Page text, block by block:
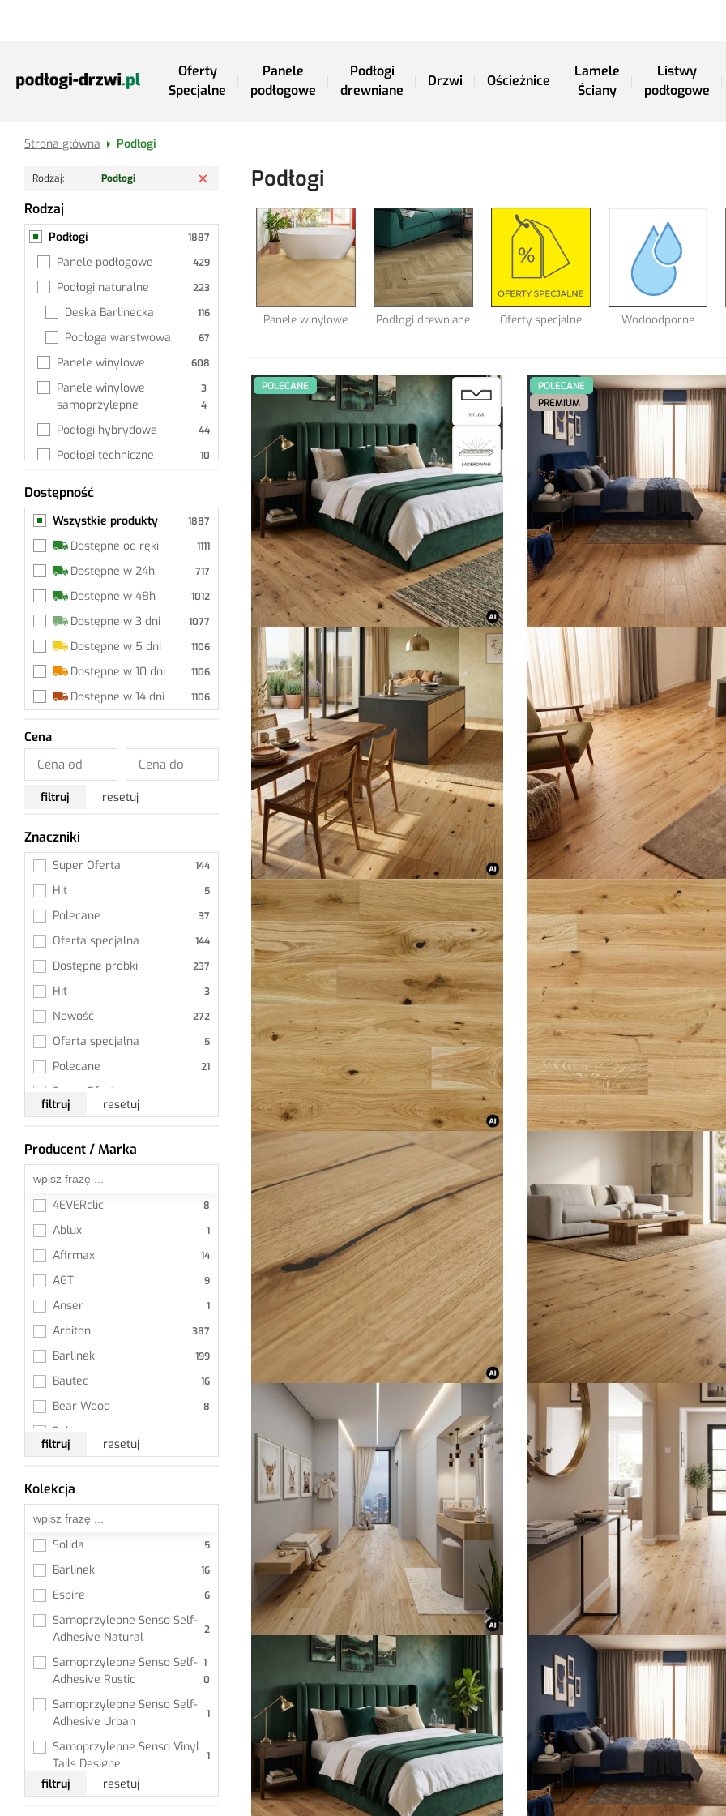
Oferty
Specjalne
Panele
podłogowe
Podłogi
drewniane
Drzwi Ościeżnice
Lamele
Ściany
Listwy
podłogowe
Strona główna Podłogi
Rodzaj Podłogi Usuń filtr
Rodzaj
Podłogi
Panele podłogowe
Podłogi naturalne
Deska Barlinecka
Podłoga warstwowa
Panele winylowe
Panele winylowe
samoprzylepne
Podłogi hybrydowe
Podłogi techniczne
Deski tarasowe
Deski balkonowe
Akcesoria deski
tarasowe
Wykładzina dywanowa
Akcesoria
Listwy przypodłogowe
Akcesoria do listew
Podkłady
Kleje
Grunty
Dostępność
Wszystkie produkty
Dostępne od ręki
Dostępne w 24h
Dostępne w 48h
Dostępne w 3 dni
Dostępne w 5 dni
Dostępne w 10 dni
Dostępne w 14 dni
Cena
filtruj resetuj
Znaczniki
Super Oferta
Hit
Polecane
Oferta specjalna
Dostępne próbki
Hit
Nowość
Oferta specjalna
Polecane
Super Oferta
2w1 Podłoga i Ściana
Do wyczerpania zapasów
PREMIUM
filtruj resetuj
Producent / Marka
4EVERclic
Ablux
Afirmax
AGT
Anser
Arbiton
Barlinek
Bautec
Bear Wood
Belvaro
Bergdeck
BerryAlloc
Boccho
Douro
Egger
Ewifoam
Fobaro
Gerflor
JOKA
Kahrs
filtruj resetuj
Kolekcja
Solida
Barlinek
Espire
Samoprzylepne Senso Self-
Adhesive Natural
Samoprzylepne Senso Self-
Adhesive Rustic
Samoprzylepne Senso Self-
Adhesive Urban
Samoprzylepne Senso Vinyl
Tails Designe
Samoprzylepne Senso Vinyl
filtruj resetuj
Podłogi
Panele winylowe Podłogi drewniane Oferty specjalne Wodoodporne
POLECANE
POLECANE
PREMIUM